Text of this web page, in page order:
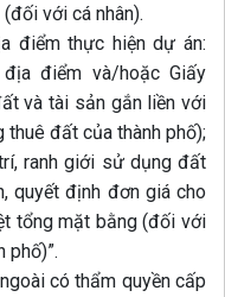
với cá nhân).
điểm thực hiện dự án:
điểm và/hoặc Giấy
và tài sản gắn liền với
đất của thành phố);
ranh giới sử dụng đất
quyết định đơn giá cho
tổng mặt bằng (đối với
phố)”.
có thẩm quyền cấp